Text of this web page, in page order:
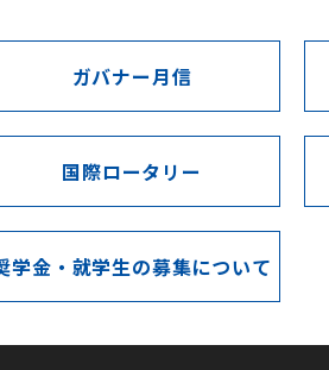
ガバナー月信
国際ロータリー
学金・就学生の募集について